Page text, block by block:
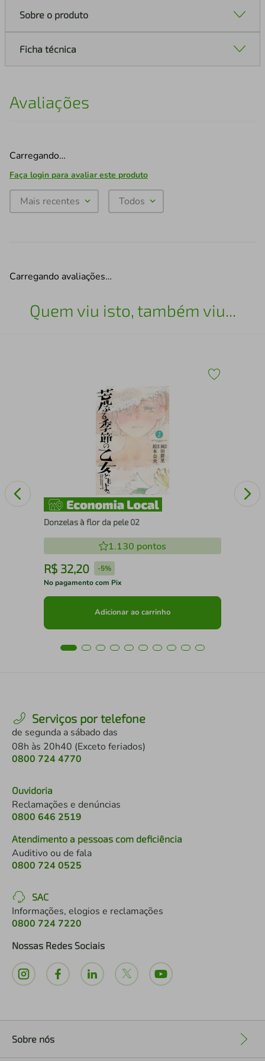
Sobre o produto
Ficha técnica
Avaliações
Carregando…
Faça login para avaliar este produto
Mais recentes Todos
Carregando avaliações…
Quem viu isto, também viu...
Donzelas à flor da pele 02
1.130 pontos
R$ 32,20 -5%
No pagamento com Pix
Adicionar ao carrinho
Serviços por telefone
de segunda a sábado das
08h às 20h40 (Exceto feriados)
0800 724 4770
Ouvidoria
Reclamações e denúncias
0800 646 2519
Atendimento a pessoas com deficiência
Auditivo ou de fala
0800 724 0525
SAC
Informações, elogios e reclamações
0800 724 7220
Nossas Redes Sociais
Sobre nós